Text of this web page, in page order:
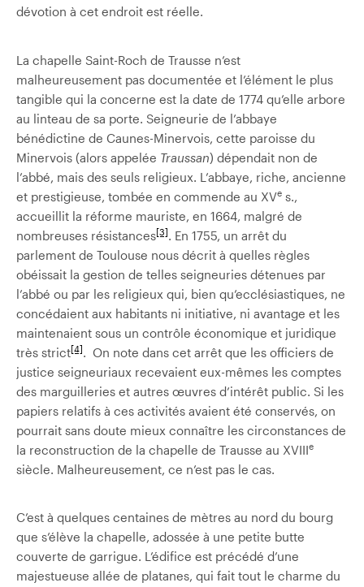
dévotion à cet endroit est réelle.
La chapelle Saint-Roch de Trausse n’est
malheureusement pas documentée et l’élément le plus
tangible qui la concerne est la date de 1774 qu’elle arbore
au linteau de sa porte. Seigneurie de l’abbaye
bénédictine de Caunes-Minervois, cette paroisse du
Minervois (alors appelée Traussan) dépendait non de
l’abbé, mais des seuls religieux. L’abbaye, riche, ancienne
et prestigieuse, tombée en commende au XVe s.,
accueillit la réforme mauriste, en 1664, malgré de
nombreuses résistances[3]
. En 1755, un arrêt du
parlement de Toulouse nous décrit à quelles règles
obéissait la gestion de telles seigneuries détenues par
l’abbé ou par les religieux qui, bien qu’ecclésiastiques, ne
concédaient aux habitants ni initiative, ni avantage et les
maintenaient sous un contrôle économique et juridique
très strict[4]
. On note dans cet arrêt que les officiers de
justice seigneuriaux recevaient eux-mêmes les comptes
des marguilleries et autres œuvres d’intérêt public. Si les
papiers relatifs à ces activités avaient été conservés, on
pourrait sans doute mieux connaître les circonstances de
la reconstruction de la chapelle de Trausse au XVIIIe
siècle. Malheureusement, ce n’est pas le cas.
C’est à quelques centaines de mètres au nord du bourg
que s’élève la chapelle, adossée à une petite butte
couverte de garrigue. L’édifice est précédé d’une
majestueuse allée de platanes, qui fait tout le charme du